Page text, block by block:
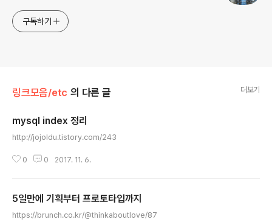
구독하기
링크모음/etc 의 다른 글 더보기
mysql index 정리
http://jojoldu.tistory.com/243
0 0 2017. 11. 6.
5일만에 기획부터 프로토타입까지
https://brunch.co.kr/@thinkaboutlove/87